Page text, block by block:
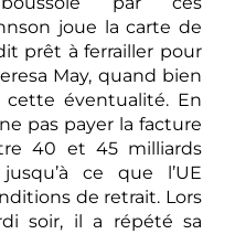
joue la carte de
prêt à ferrailler pour
May, quand bien
éventualité. En
pas payer la facture
40 et 45 milliards
ce que l’UE
de retrait. Lors
soir, il a répété sa